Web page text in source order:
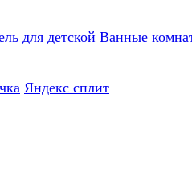
для детской Ванные
Яндекс сплит